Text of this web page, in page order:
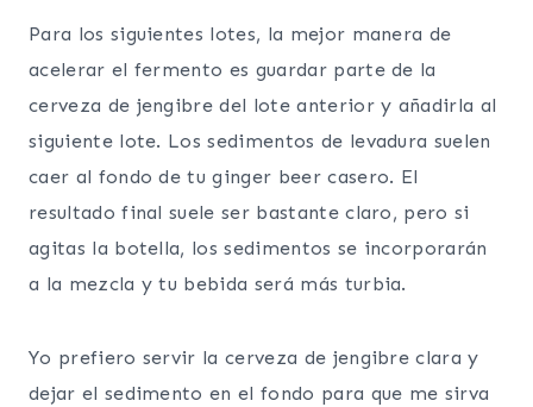
Para los siguientes lotes, la mejor manera de
acelerar el fermento es guardar parte de la
cerveza de jengibre del lote anterior y añadirla al
siguiente lote. Los sedimentos de levadura suelen
caer al fondo de tu ginger beer casero. El
resultado final suele ser bastante claro, pero si
agitas la botella, los sedimentos se incorporarán
a la mezcla y tu bebida será más turbia.
Yo prefiero servir la cerveza de jengibre clara y
dejar el sedimento en el fondo para que me sirva